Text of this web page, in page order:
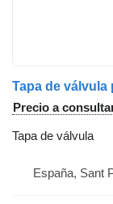
Tapa de válvula
Precio a
Tapa de válvula
España, Sant